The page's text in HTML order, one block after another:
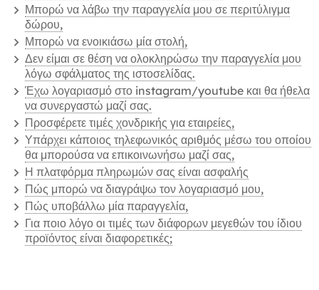
Μπορώ να λάβω την παραγγελία μου σε περιτύλιγμα
δώρου,
Μπορώ να ενοικιάσω μία στολή,
Δεν είμαι σε θέση να ολοκληρώσω την παραγγελία μου
λόγω σφάλματος της ιστοσελίδας.
Έχω λογαριασμό στο instagram/youtube και θα ήθελα
να συνεργαστώ μαζί σας.
Προσφέρετε τιμές χονδρικής για εταιρείες,
Υπάρχει κάποιος τηλεφωνικός αριθμός μέσω του οποίου
θα μπορούσα να επικοινωνήσω μαζί σας,
Η πλατφόρμα πληρωμών σας είναι ασφαλής
Πώς μπορώ να διαγράψω τον λογαριασμό μου,
Πώς υποβάλλω μία παραγγελία,
Για ποιο λόγο οι τιμές των διάφορων μεγεθών του ίδιου
προϊόντος είναι διαφορετικές;